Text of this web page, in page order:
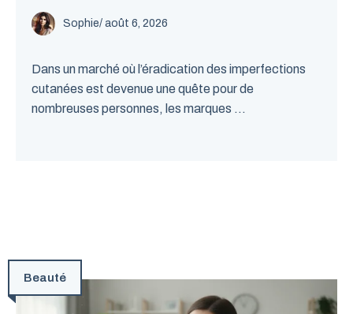
Sophie/ août 6, 2026
Dans un marché où l’éradication des imperfections
cutanées est devenue une quête pour de
nombreuses personnes, les marques ...
Beauté